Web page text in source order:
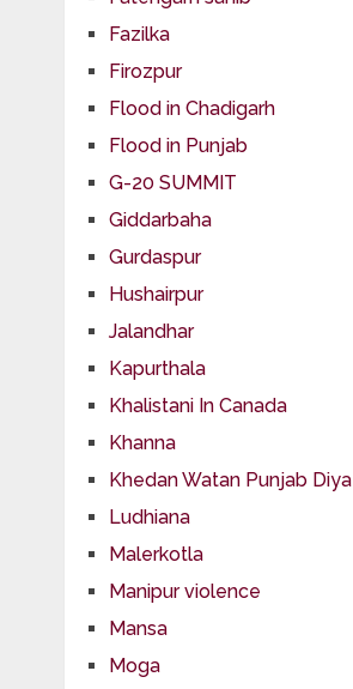
Fazilka
Firozpur
Flood in Chadigarh
Flood in Punjab
G-20 SUMMIT
Giddarbaha
Gurdaspur
Hushairpur
Jalandhar
Kapurthala
Khalistani In Canada
Khanna
Khedan Watan Punjab Diya
Ludhiana
Malerkotla
Manipur violence
Mansa
Moga